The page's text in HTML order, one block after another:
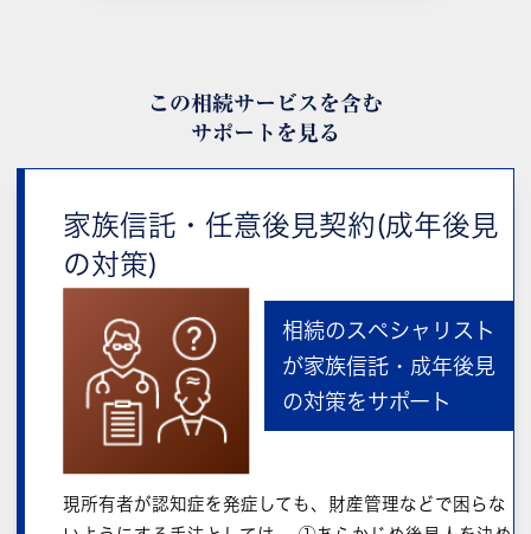
この相続サービスを含む
サポートを見る
家族信託・任意後見契約(成年後見
の対策)
相続のスペシャリスト
が家族信託・成年後見
の対策をサポート
現所有者が認知症を発症しても、財産管理などで困らな